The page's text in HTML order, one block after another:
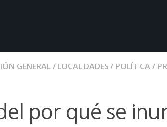
GENERAL/ LOCALIDADES / POLÍTICA/
por qué se